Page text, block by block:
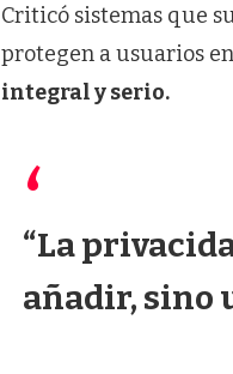
Criticó sistemas que
protegen a usuarios
integral y serio.
“La
añadir, sino